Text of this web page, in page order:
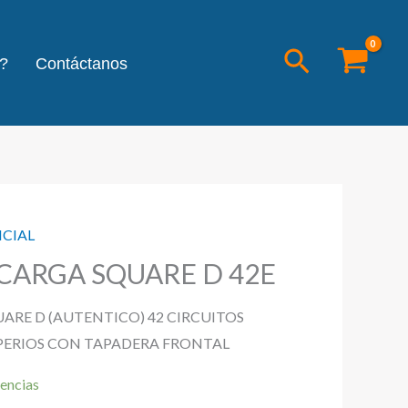
Contáctanos Buscar
SQUARE D 42E
D (AUTENTICO) 42 CIRCUITOS
CON TAPADERA FRONTAL